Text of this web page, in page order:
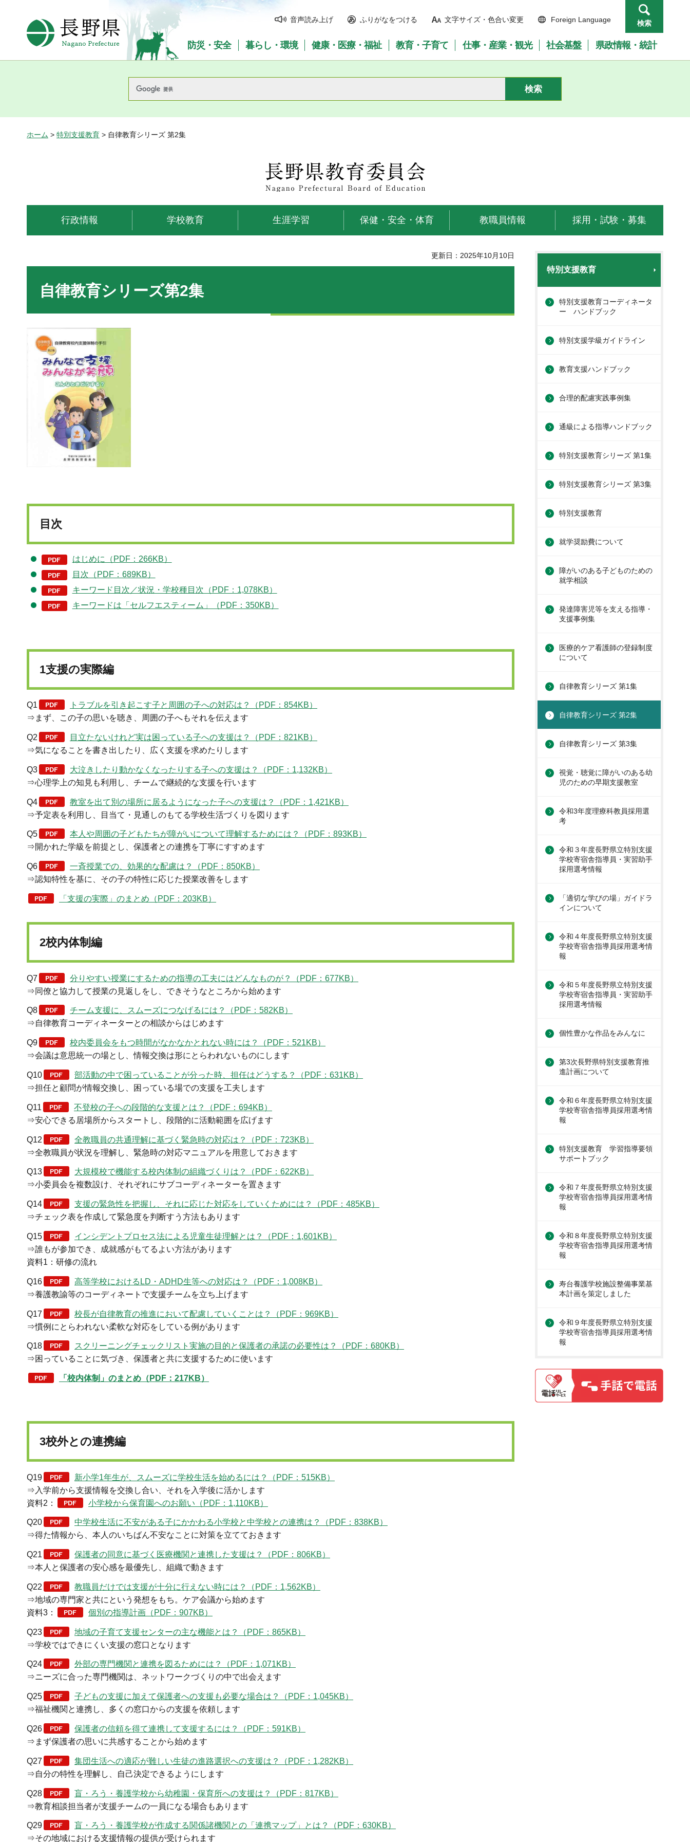
長野県Nagano Prefecture
音声読み上げ ふりがなをつける 文字サイズ・色合い変更 Foreign Language 検索
防災・安全 暮らし・環境 健康・医療・福祉 教育・子育て 仕事・産業・観光 社会基盤 県政情報・統計
ホーム > 特別支援教育 > 自律教育シリーズ 第2集
長野県教育委員会
行政情報 学校教育 生涯学習 保健・安全・体育 教職員情報 採用・試験・募集
更新日：2025年10月10日
自律教育シリーズ第2集
目次
はじめに（PDF：266KB）
目次（PDF：689KB）
キーワード目次／状況・学校種目次（PDF：1,078KB）
キーワードは「セルフエスティーム」（PDF：350KB）
1支援の実際編
Q1
トラブルを引き起こす子と周囲の子への対応は？（PDF：854KB）
⇒まず、この子の思いを聴き、周囲の子へもそれを伝えます
Q2
目立たないけれど実は困っている子への支援は？（PDF：821KB）
⇒気になることを書き出したり、広く支援を求めたりします
Q3
大泣きしたり動かなくなったりする子への支援は？（PDF：1,132KB）
⇒心理学上の知見も利用し、チームで継続的な支援を行います
Q4
教室を出て別の場所に居るようになった子への支援は？（PDF：1,421KB）
⇒予定表を利用し、目当て・見通しのもてる学校生活づくりを図ります
Q5
本人や周囲の子どもたちが障がいについて理解するためには？（PDF：893KB）
⇒開かれた学級を前提とし、保護者との連携を丁寧にすすめます
Q6
一斉授業での、効果的な配慮は？（PDF：850KB）
⇒認知特性を基に、その子の特性に応じた授業改善をします
「支援の実際」のまとめ（PDF：203KB）
2校内体制編
Q7
分りやすい授業にするための指導の工夫にはどんなものが？（PDF：677KB）
⇒同僚と協力して授業の見返しをし、できそうなところから始めます
Q8
チーム支援に、スムーズにつなげるには？（PDF：582KB）
⇒自律教育コーディネーターとの相談からはじめます
Q9
校内委員会をもつ時間がなかなかとれない時には？（PDF：521KB）
⇒会議は意思統一の場とし、情報交換は形にとらわれないものにします
Q10
部活動の中で困っていることが分った時、担任はどうする？（PDF：631KB）
⇒担任と顧問が情報交換し、困っている場での支援を工夫します
Q11
不登校の子への段階的な支援とは？（PDF：694KB）
⇒安心できる居場所からスタートし、段階的に活動範囲を広げます
Q12
全教職員の共通理解に基づく緊急時の対応は？（PDF：723KB）
⇒全教職員が状況を理解し、緊急時の対応マニュアルを用意しておきます
Q13
大規模校で機能する校内体制の組織づくりは？（PDF：622KB）
⇒小委員会を複数設け、それぞれにサブコーディネーターを置きます
Q14
支援の緊急性を把握し、それに応じた対応をしていくためには？（PDF：485KB）
⇒チェック表を作成して緊急度を判断すう方法もあります
Q15
インシデントプロセス法による児童生徒理解とは？（PDF：1,601KB）
⇒誰もが参加でき、成就感がもてるよい方法があります
資料1：研修の流れ
Q16
高等学校におけるLD・ADHD生等への対応は？（PDF：1,008KB）
⇒養護教諭等のコーディネートで支援チームを立ち上げます
Q17
校長が自律教育の推進において配慮していくことは？（PDF：969KB）
⇒慣例にとらわれない柔軟な対応をしている例があります
Q18
スクリーニングチェックリスト実施の目的と保護者の承諾の必要性は？（PDF：680KB）
⇒困っていることに気づき、保護者と共に支援するために使います
「校内体制」のまとめ（PDF：217KB）
3校外との連携編
Q19
新小学1年生が、スムーズに学校生活を始めるには？（PDF：515KB）
⇒入学前から支援情報を交換し合い、それを入学後に活かします
資料2：
小学校から保育園へのお願い（PDF：1,110KB）
Q20
中学校生活に不安がある子にかかわる小学校と中学校との連携は？（PDF：838KB）
⇒得た情報から、本人のいちばん不安なことに対策を立てておきます
Q21
保護者の同意に基づく医療機関と連携した支援は？（PDF：806KB）
⇒本人と保護者の安心感を最優先し、組織で動きます
Q22
教職員だけでは支援が十分に行えない時には？（PDF：1,562KB）
⇒地域の専門家と共にという発想をもち。ケア会議から始めます
資料3：
個別の指導計画（PDF：907KB）
Q23
地域の子育て支援センターの主な機能とは？（PDF：865KB）
⇒学校ではできにくい支援の窓口となります
Q24
外部の専門機関と連携を図るためには？（PDF：1,071KB）
⇒ニーズに合った専門機関は、ネットワークづくりの中で出会えます
Q25
子どもの支援に加えて保護者への支援も必要な場合は？（PDF：1,045KB）
⇒福祉機関と連携し、多くの窓口からの支援を依頼します
Q26
保護者の信頼を得て連携して支援するには？（PDF：591KB）
⇒まず保護者の思いに共感することから始めます
Q27
集団生活への適応が難しい生徒の進路選択への支援は？（PDF：1,282KB）
⇒自分の特性を理解し、自己決定できるようにします
Q28
盲・ろう・養護学校から幼稚園・保育所への支援は？（PDF：817KB）
⇒教育相談担当者が支援チームの一員になる場合もあります
Q29
盲・ろう・養護学校が作成する関係諸機関との「連携マップ」とは？（PDF：630KB）
⇒その地域における支援情報の提供が受けられます
特別支援教育
特別支援教育コーディネータ
ー ハンドブック
特別支援学級ガイドライン
教育支援ハンドブック
合理的配慮実践事例集
通級による指導ハンドブック
特別支援教育シリーズ 第1集
特別支援教育シリーズ 第3集
特別支援教育
就学奨励費について
障がいのある子どものための
就学相談
発達障害児等を支える指導・
支援事例集
医療的ケア看護師の登録制度
について
自律教育シリーズ 第1集
自律教育シリーズ 第2集
自律教育シリーズ 第3集
視覚・聴覚に障がいのある幼
児のための早期支援教室
令和3年度理療科教員採用選
考
令和３年度長野県立特別支援
学校寄宿舎指導員・実習助手
採用選考情報
「適切な学びの場」ガイドラ
インについて
令和４年度長野県立特別支援
学校寄宿舎指導員採用選考情
報
令和５年度長野県立特別支援
学校寄宿舎指導員・実習助手
採用選考情報
個性豊かな作品をみんなに
第3次長野県特別支援教育推
進計画について
令和６年度長野県立特別支援
学校寄宿舎指導員採用選考情
報
特別支援教育 学習指導要領
サポートブック
令和７年度長野県立特別支援
学校寄宿舎指導員採用選考情
報
令和８年度長野県立特別支援
学校寄宿舎指導員採用選考情
報
寿台養護学校施設整備事業基
本計画を策定しました
令和９年度長野県立特別支援
学校寄宿舎指導員採用選考情
報